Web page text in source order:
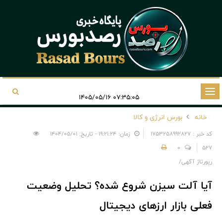
تغییر
وضعیت
ناوبری
۰۷:۳۵:۰۵ ۱۴۰۵/۰۵/۱۶
خانه
بورس انرژی و کالا
کد خبر : 1753258992827
زمان: ۱۹:۲۱:۲۴ - تاریخ: ۱۴۰۴/۰۵/۰۱
527
0
رپورتاژ آگهی/
آیا آلت سیزن شروع شده؟ تحلیل وضعیت
فعلی بازار ارزهای دیجیتال